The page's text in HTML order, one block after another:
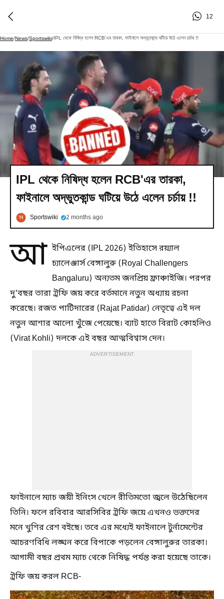
12
Home/News/Sportswiki/IPL থেকে নিষিদ্ধ হলেন RCB'এর তারকা, ফাইনালে অদ্ভুতকান্ড ঘটিয়ে উঠে এলেন চর্চায় !!
IPL থেকে নিষিদ্ধ হলেন RCB'এর তারকা,
ফাইনালে অদ্ভুতকান্ড ঘটিয়ে উঠে এলেন চর্চায় !!
Sportswiki 2 months ago
আ ইপিএলের (IPL 2026) ইতিহাসে রয়্যাল
চ্যালেঞ্জার্স বেঙ্গালুরু (Royal Challengers
Bangaluru) অন্যতম জনপ্রিয় ফ্রাঞ্চাইজি।‌ পরপর
দু'বছর তারা ট্রফি জয় করে বর্তমানে নতুন অধ্যায় রচনা
করেছে। রজত পাটিদারের (Rajat Patidar) নেতৃত্বে এই দল
নতুন আশার আলো খুঁজে পেয়েছে। ব্যাট হাতে বিরাট কোহলি‌ও
(Virat Kohli) দলকে এই বছর আত্মবিশ্বাস দেন।
ADVERTISEMENT
ফাইনালে ম্যাচ জয়ী ইনিংস খেলে রীতিমতো জ্বলে উঠেছিলেন
তিনি। ফলে রবিবার আরসিবির ট্রফি জয়ে এখনও ভক্তদের
মনে খুশির রেশ বইছে। তবে এর মধ্যেই ফাইনালে টুর্নামেন্টের
আচরণবিধি লঙ্ঘন করে বিপাকে পড়লেন বেঙ্গালুরুর তারকা।‌
আগামী বছর প্রথম ম্যাচ থেকে নিষিদ্ধ পর্যন্ত করা হয়েছে তাকে।
ট্রফি জয় করল RCB-